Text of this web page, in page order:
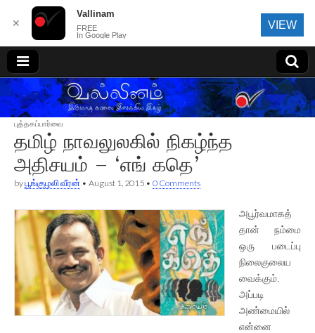
வல்லினம்
புத்தகப்பார்வை
தமிழ் நாவலுலகில் நிகழ்ந்த
அதிசயம் – ‘எங் கதெ’
byபூங்குழலி வீரன் • August 1, 2015 • 0 Comments
அபூர்வமாகத்
தான் நம்மை
ஒரு படைப்பு
நிலைகுலைய
வைக்கும்.
அப்படி
அண்மையில்
என்னை
✕
Vallinam
FREE
In Google Play
VIEW